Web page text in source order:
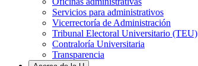
Servicios para administrativos
Vicerrectoría de Administración
Tribunal Electoral Universitario (TEU)
Contraloría Universitaria
Transparencia